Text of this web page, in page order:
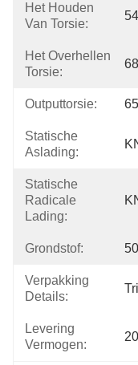
Het Houden
Van Torsie:
Het Overhellen
Torsie:
Outputtorsie:
Statische
Aslading:
Statische
Radicale
Lading:
Grondstof:
Verpakking
Details:
Levering
Vermogen: